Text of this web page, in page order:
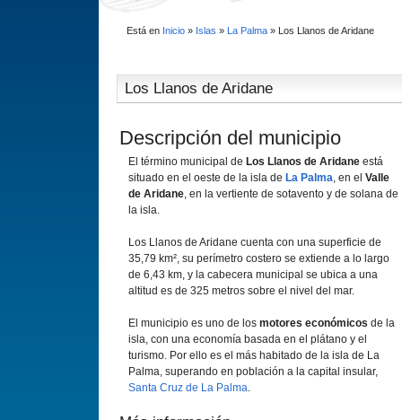
Está en Inicio» Islas » La Palma» Los Llanos de Aridane
Los Llanos de Aridane
Descripción del municipio
El término municipal de Los Llanos de Aridane está
situado en el oeste de la isla de La Palma, en el Valle
de Aridane, en la vertiente de sotavento y de solana de
la isla.
Los Llanos de Aridane cuenta con una superficie de
35,79 km², su perí­metro costero se extiende a lo largo
de 6,43 km, y la cabecera municipal se ubica a una
altitud es de 325 metros sobre el nivel del mar.
El municipio es uno de los motores económicos de la
isla, con una economí­a basada en el plátano y el
turismo. Por ello es el más habitado de la isla de La
Palma, superando en población a la capital insular,
Santa Cruz de La Palma.